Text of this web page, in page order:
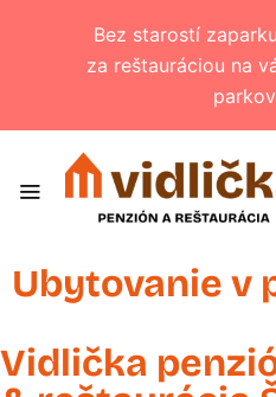
Ubytovanie v
Vidlička
Bez starostí
za reštauráciou na